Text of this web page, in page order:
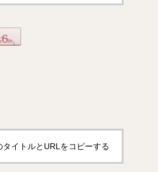
タイトルとURLをコピーする